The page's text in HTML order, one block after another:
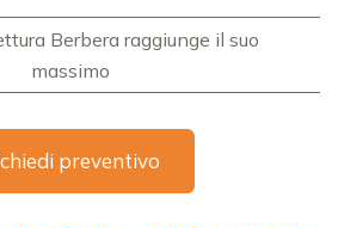
Berbera raggiunge il suo
massimo
preventivo